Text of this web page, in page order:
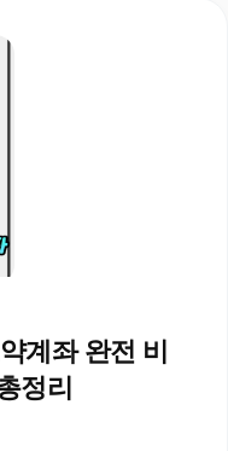
계좌 완전 비
정리